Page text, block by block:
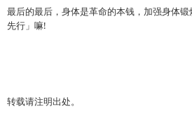
最后的最后，身体是革命的本钱，加强身体
先行」嘛!
转载请注明出处。